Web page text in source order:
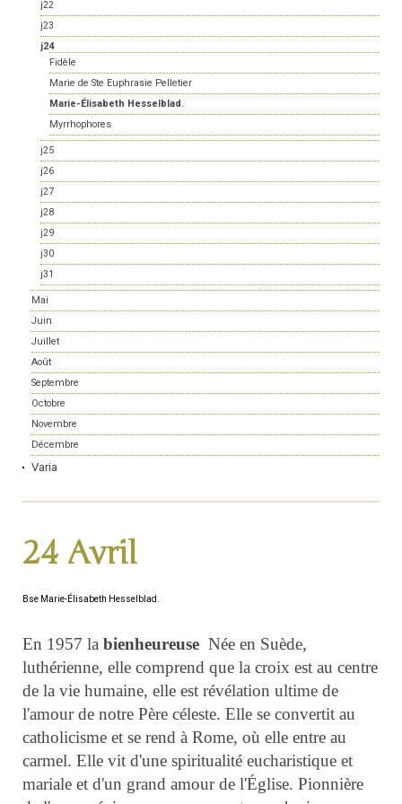
j22
j23
j24
Fidèle
Marie de Ste Euphrasie Pelletier
Marie-Élisabeth Hesselblad.
Myrrhophores
j25
j26
j27
j28
j29
j30
j31
Mai
Juin
Juillet
Août
Septembre
Octobre
Novembre
Décembre
Varia
24 Avril
Bse Marie-Élisabeth Hesselblad.
En 1957 la bienheureuse Née en Suède,
luthérienne, elle comprend que la croix est au centre
de la vie humaine, elle est révélation ultime de
l'amour de notre Père céleste. Elle se convertit au
catholicisme et se rend à Rome, où elle entre au
carmel. Elle vit d'une spiritualité eucharistique et
mariale et d'un grand amour de l'Église. Pionnière